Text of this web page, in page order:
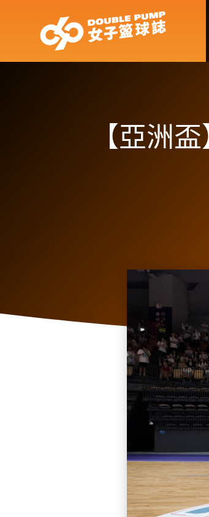
【亞洲